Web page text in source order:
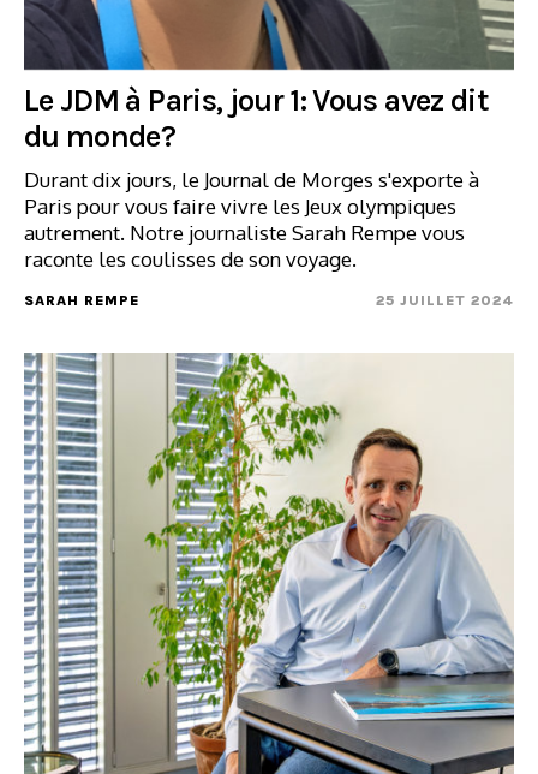
Le JDM à Paris, jour 1: Vous avez dit
du monde?
Durant dix jours, le Journal de Morges s'exporte à
Paris pour vous faire vivre les Jeux olympiques
autrement. Notre journaliste Sarah Rempe vous
raconte les coulisses de son voyage.
SARAH REMPE 25 JUILLET 2024